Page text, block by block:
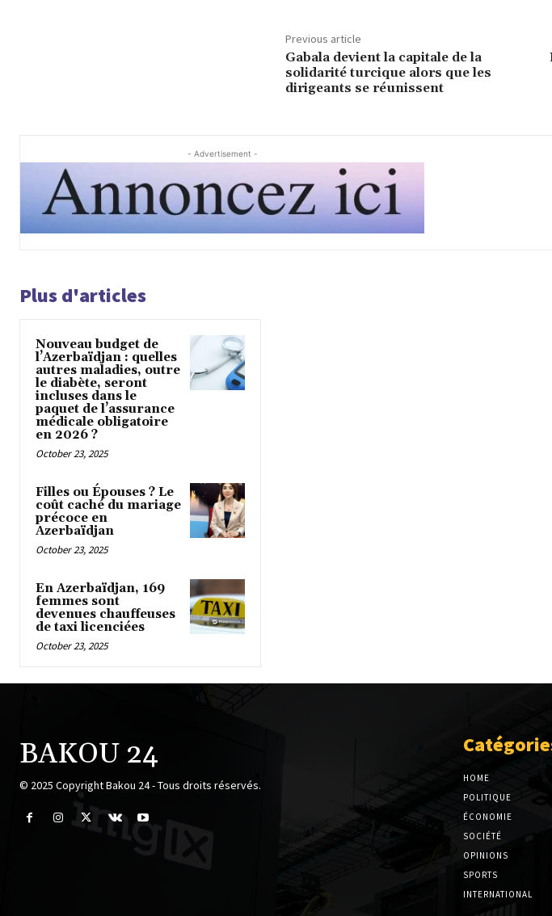
Previous article
Gabala devient la capitale de la
solidarité turcique alors que les
dirigeants se réunissent
- Advertisement -
Plus d'articles
Nouveau budget de
l’Azerbaïdjan : quelles
autres maladies, outre
le diabète, seront
incluses dans le
paquet de l’assurance
médicale obligatoire
en 2026 ?
October 23, 2025
Filles ou Épouses ? Le
coût caché du mariage
précoce en
Azerbaïdjan
October 23, 2025
En Azerbaïdjan, 169
femmes sont
devenues chauffeuses
de taxi licenciées
October 23, 2025
BAKOU 24
© 2025 Copyright Bakou 24 - Tous droits réservés.
HOME
POLITIQUE
ÉCONOMIE
SOCIÉTÉ
OPINIONS
SPORTS
INTERNATIONAL